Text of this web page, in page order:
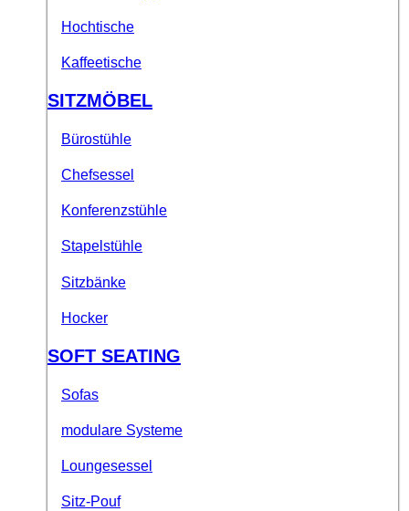
Hochtische
Kaffeetische
SITZMÖBEL
Bürostühle
Chefsessel
Konferenzstühle
Stapelstühle
Sitzbänke
Hocker
SOFT SEATING
Sofas
modulare Systeme
Loungesessel
Sitz-Pouf